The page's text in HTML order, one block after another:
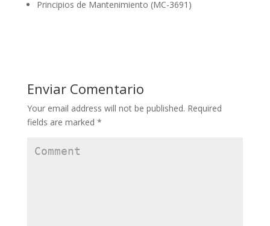
Principios de Mantenimiento (MC-3691)
Enviar Comentario
Your email address will not be published. Required
fields are marked *